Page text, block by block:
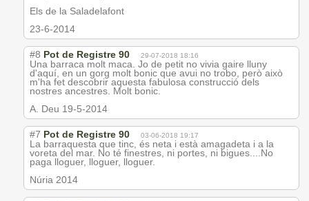
Els de la Saladelafont
23-6-2014
#8 Pot de Registre 90 29-07-2018 18:16
Una barraca molt maca. Jo de petit no vivia gaire lluny
d'aquí, en un gorg molt bonic que avui no trobo, però això
m'ha fet descobrir aquesta fabulosa construcció dels
nostres ancestres. Molt bonic.
A. Deu 19-5-2014
#7 Pot de Registre 90 03-06-2018 19:17
La barraquesta que tinc, és neta i està amagadeta i a la
voreta del mar. No té finestres, ni portes, ni bigues....No
paga lloguer, lloguer, lloguer.
Núria 2014